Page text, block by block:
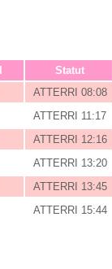
Statut
ATTERRI 08:08
ATTERRI 11:17
ATTERRI 12:16
ATTERRI 13:20
ATTERRI 13:45
ATTERRI 15:44